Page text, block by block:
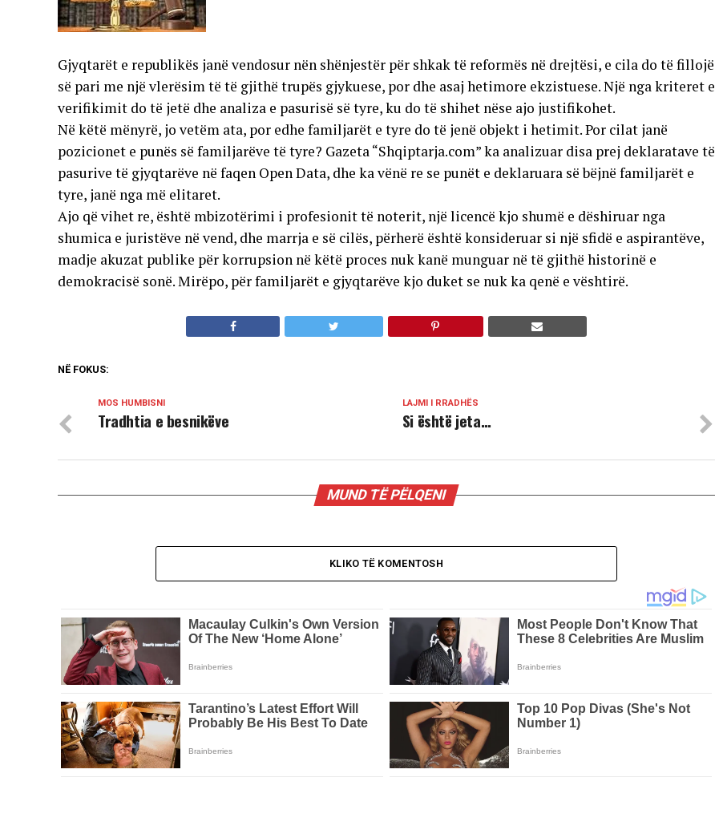
Gjyqtarët e republikës janë vendosur nën shënjestër për shkak të reformës në drejtësi, e cila do të fillojë
së pari me një vlerësim të të gjithë trupës gjykuese, por dhe asaj hetimore ekzistuese. Një nga kriteret e
verifikimit do të jetë dhe analiza e pasurisë së tyre, ku do të shihet nëse ajo justifikohet.
Në këtë mënyrë, jo vetëm ata, por edhe familjarët e tyre do të jenë objekt i hetimit. Por cilat janë
pozicionet e punës së familjarëve të tyre? Gazeta “Shqiptarja.com” ka analizuar disa prej deklaratave të
pasurive të gjyqtarëve në faqen Open Data, dhe ka vënë re se punët e deklaruara së bëjnë familjarët e
tyre, janë nga më elitaret.
Ajo që vihet re, është mbizotërimi i profesionit të noterit, një licencë kjo shumë e dëshiruar nga
shumica e juristëve në vend, dhe marrja e së cilës, përherë është konsideruar si një sfidë e aspirantëve,
madje akuzat publike për korrupsion në këtë proces nuk kanë munguar në të gjithë historinë e
demokracisë sonë. Mirëpo, për familjarët e gjyqtarëve kjo duket se nuk ka qenë e vështirë.
NË FOKUS:
LAJMI I RRADHËS
Si është jeta…
MOS HUMBISNI
Tradhtia e besnikëve
MUND TË PËLQENI
KLIKO TË KOMENTOSH